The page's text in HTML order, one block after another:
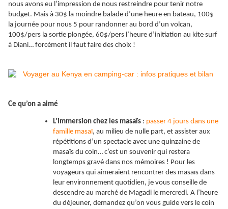
nous avons eu l’impression de nous restreindre pour tenir notre
budget. Mais à 30$ la moindre balade d’une heure en bateau, 100$
la journée pour nous 5 pour randonner au bord d’un volcan,
100$/pers la sortie plongée, 60$/pers l’heure d’initiation au kite surf
à Diani… forcément il faut faire des choix !
Ce qu’on a aimé
L’immersion chez les masaïs : passer 4 jours dans une
famille masaï, au milieu de nulle part, et assister aux
répétitions d’un spectacle avec une quinzaine de
masaïs du coin… c’est un souvenir qui restera
longtemps gravé dans nos mémoires ! Pour les
voyageurs qui aimeraient rencontrer des masaïs dans
leur environnement quotidien, je vous conseille de
descendre au marché de Magadi le mercredi. A l’heure
du déjeuner, demandez qu’on vous guide vers le coin